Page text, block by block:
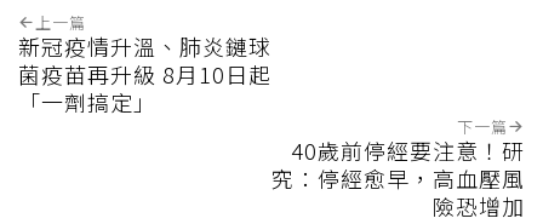
上一篇
新冠疫情升溫、肺炎鏈球
菌疫苗再升級 8月10日起
「一劑搞定」
下一篇
40歲前停經要注意！研
究：停經愈早，高血壓風
險恐增加